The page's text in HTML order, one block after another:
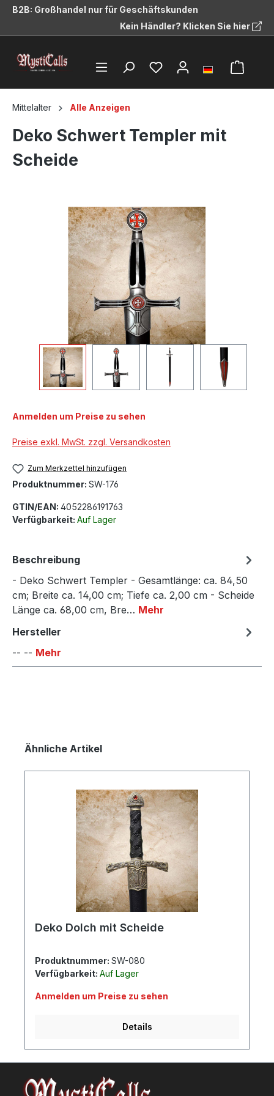
springen
B2B: Großhandel nur für Geschäftskunden
Kein Händler? Klicken Sie hier
Mittelalter Alle Anzeigen
Deko Schwert Templer mit
Scheide
Bildergalerie überspringen
Anmelden um Preise zu sehen
Preise exkl. MwSt. zzgl. Versandkosten
Zum Merkzettel hinzufügen
Produktnummer: SW-176
GTIN/EAN: 4052286191763
Verfügbarkeit: Auf Lager
Beschreibung
- Deko Schwert Templer - Gesamtlänge: ca. 84,50
cm; Breite ca. 14,00 cm; Tiefe ca. 2,00 cm - Scheide
Länge ca. 68,00 cm, Bre… Mehr
Hersteller
-- -- Mehr
Produktgalerie überspringen
Ähnliche Artikel
Deko Dolch mit Scheide
Produktnummer: SW-080
Verfügbarkeit: Auf Lager
Anmelden um Preise zu sehen
Details